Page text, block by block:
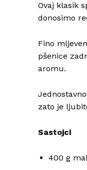
Ovaj klasik
donosimo
Fino
pšenice
aromu.
zato je
Sastojci
400 g